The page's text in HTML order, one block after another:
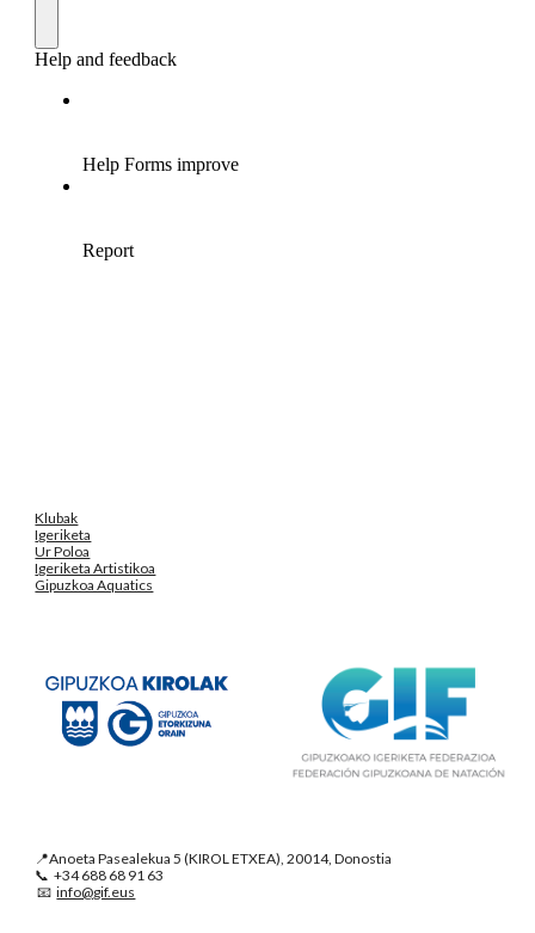
Klubak
Igeriketa
Ur Poloa
Igeriketa Artistikoa
Gipuzkoa Aquatics
📍Anoeta Pasealekua 5 (KIROL ETXEA), 20014, Donostia
📞 +34 688 68 91 63
📧info@gif.eus